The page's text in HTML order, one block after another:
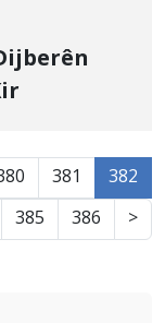
381
382
385 386 >